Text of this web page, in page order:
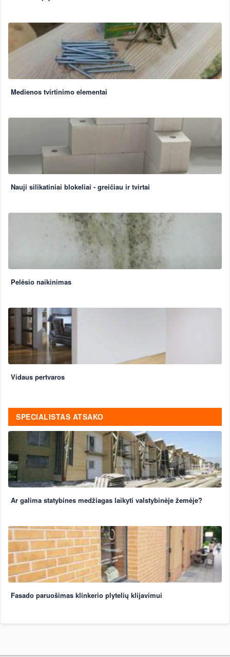
Medienos tvirtinimo elementai
Nauji silikatiniai blokeliai - greičiau ir tvirtai
Pelėsio naikinimas
Vidaus pertvaros
SPECIALISTAS ATSAKO
Ar galima statybines medžiagas laikyti valstybinėje žemėje?
Fasado paruošimas klinkerio plytelių klijavimui